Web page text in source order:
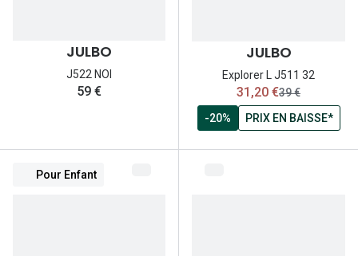
JULBO
J522 NOI
59 €
JULBO
Explorer L J511 32
maintenant:
31,20 €ancien prix:
39 €
-20%
PRIX EN BAISSE*
Pour Enfant